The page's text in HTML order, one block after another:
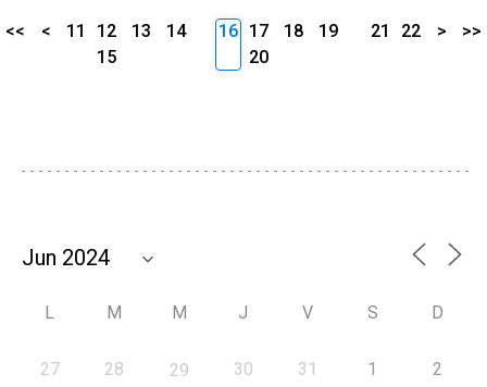
<< < 11 12 13
14
15
16 17 18
19
20
21 22 > >>
L M M J V S D
27 28 29 30 31 1 2